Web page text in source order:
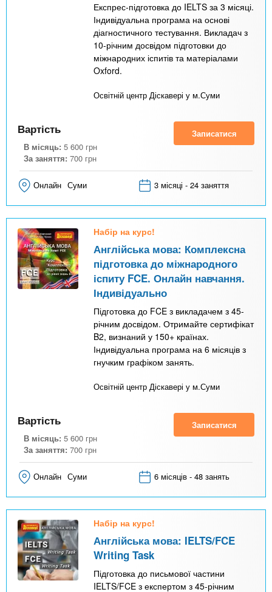
Експрес-підготовка до IELTS за 3 місяці.
Індивідуальна програма на основі
діагностичного тестування. Викладач з
10-річним досвідом підготовки до
міжнародних іспитів та матеріалами
Oxford.
Освітній центр Діскавері у м.Суми
Вартість
В місяць: 5 600 грн
За заняття: 700 грн
Записатися
Онлайн Суми 3 місяці - 24 заняття
Набір на курс!
Англійська мова: Комплексна
підготовка до міжнародного
іспиту FCE. Онлайн навчання.
Індивідуально
Підготовка до FCE з викладачем з 45-
річним досвідом. Отримайте сертифікат
B2, визнаний у 150+ країнах.
Індивідуальна програма на 6 місяців з
гнучким графіком занять.
Освітній центр Діскавері у м.Суми
Вартість
В місяць: 5 600 грн
За заняття: 700 грн
Записатися
Онлайн Суми 6 місяців - 48 занять
Набір на курс!
Англійська мова: IELTS/FCE
Writing Task
Підготовка до письмової частини
IELTS/FCE з експертом з 45-річним